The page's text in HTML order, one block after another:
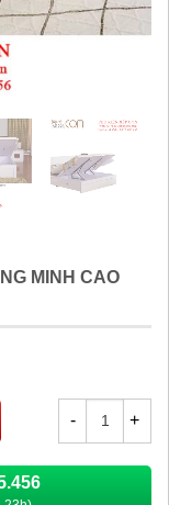
MINH CAO